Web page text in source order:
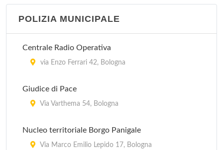
POLIZIA MUNICIPALE
Centrale Radio Operativa
via Enzo Ferrari 42, Bologna
Giudice di Pace
Via Varthema 54, Bologna
Nucleo territoriale Borgo Panigale
Via Marco Emilio Lepido 17, Bologna